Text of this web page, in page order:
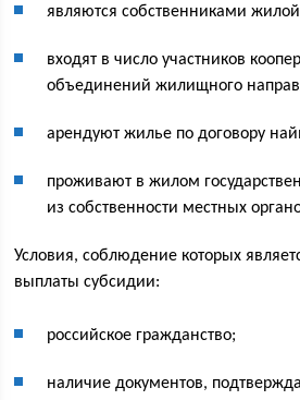
являются собственниками
входят в число участников
объединений жилищного
арендуют жилье по договору
проживают в жилом
из собственности местных
Условия, соблюдение которых
выплаты субсидии:
российское гражданство;
наличие документов,